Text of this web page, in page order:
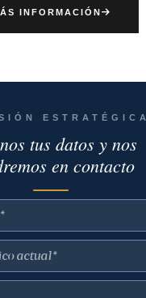
INFORMACIÓN
ESTRATÉGICA
tus datos y nos
en contacto